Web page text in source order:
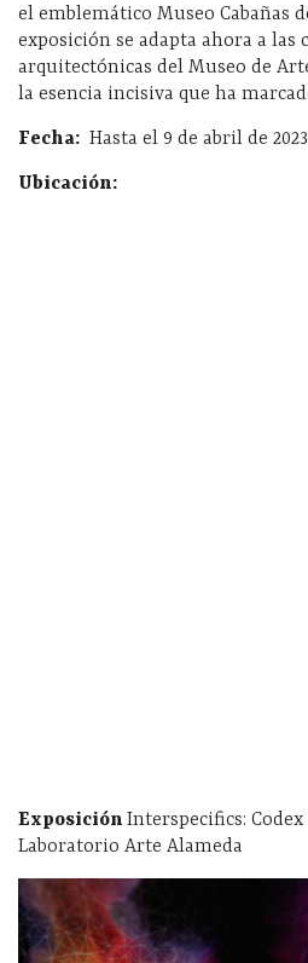
el emblemático Museo Cabañas
exposición se adapta ahora a las
arquitectónicas del Museo de
la esencia incisiva que ha
Fecha: Hasta el 9 de abril de 2023
Ubicación:
Exposición Interspecifics:
Laboratorio Arte Alameda